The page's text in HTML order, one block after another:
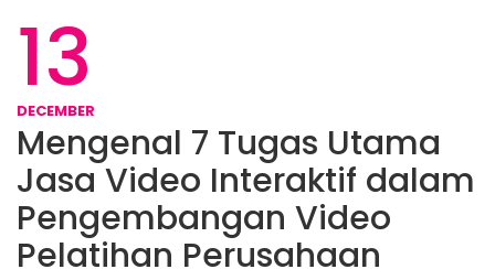
13
DECEMBER
Mengenal 7 Tugas Utama
Jasa Video Interaktif dalam
Pengembangan Video
Pelatihan Perusahaan